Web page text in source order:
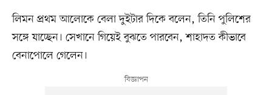
লিমন প্রথম আলোকে বেলা দুইটার দিকে বলেন, তিনি পুলিশের
সঙ্গে যাচ্ছেন। সেখানে গিয়েই বুঝতে পারবেন, শাহাদত কীভাবে
বেনাপোলে গেলেন।